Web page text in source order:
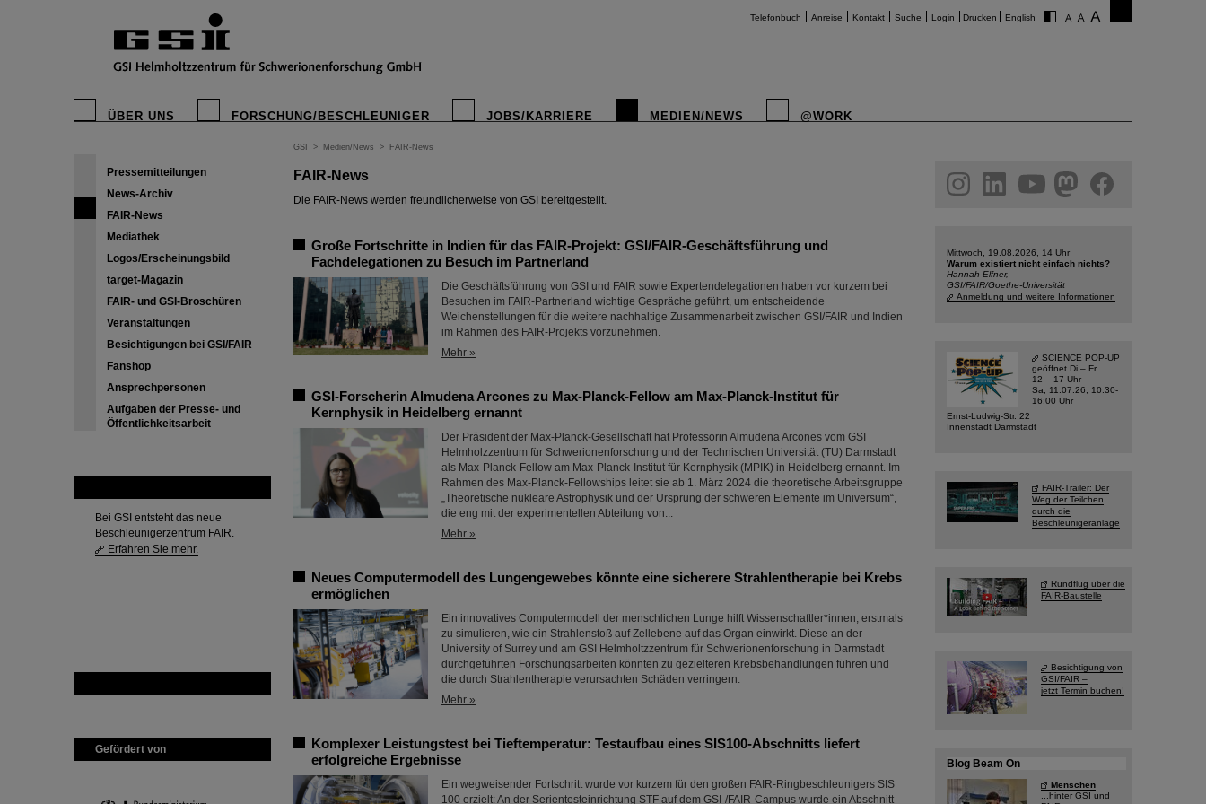
Telefonbuch Anreise Kontakt Suche Login Drucken English
ÜBER UNS FORSCHUNG/BESCHLEUNIGER JOBS/KARRIERE MEDIEN/NEWS @WORK
Pressemitteilungen
News-Archiv
FAIR-News
Mediathek
Logos/Erscheinungsbild
target-Magazin
FAIR- und GSI-Broschüren
Veranstaltungen
Besichtigungen bei GSI/FAIR
Fanshop
Ansprechpersonen
Aufgaben der Presse- und
Öffentlichkeitsarbeit
Bei GSI entsteht das neue
Beschleunigerzentrum FAIR.
Erfahren Sie mehr.
Gefördert von
GSI > Medien/News > FAIR-News
FAIR-News
Die FAIR-News werden freundlicherweise von GSI bereitgestellt.
Große Fortschritte in Indien für das FAIR-Projekt: GSI/FAIR-Geschäftsführung und
Fachdelegationen zu Besuch im Partnerland
Die Geschäftsführung von GSI und FAIR sowie Expertendelegationen haben vor kurzem bei
Besuchen im FAIR-Partnerland wichtige Gespräche geführt, um entscheidende
Weichenstellungen für die weitere nachhaltige Zusammenarbeit zwischen GSI/FAIR und Indien
im Rahmen des FAIR-Projekts vorzunehmen.
Mehr »
GSI-Forscherin Almudena Arcones zu Max-Planck-Fellow am Max-Planck-Institut für
Kernphysik in Heidelberg ernannt
Der Präsident der Max-Planck-Gesellschaft hat Professorin Almudena Arcones vom GSI
Helmholzzentrum für Schwerionenforschung und der Technischen Universität (TU) Darmstadt
als Max-Planck-Fellow am Max-Planck-Institut für Kernphysik (MPIK) in Heidelberg ernannt. Im
Rahmen des Max-Planck-Fellowships leitet sie ab 1. März 2024 die theoretische Arbeitsgruppe
„Theoretische nukleare Astrophysik und der Ursprung der schweren Elemente im Universum“,
die eng mit der experimentellen Abteilung von...
Mehr »
Neues Computermodell des Lungengewebes könnte eine sicherere Strahlentherapie bei Krebs
ermöglichen
Ein innovatives Computermodell der menschlichen Lunge hilft Wissenschaftler*innen, erstmals
zu simulieren, wie ein Strahlenstoß auf Zellebene auf das Organ einwirkt. Diese an der
University of Surrey und am GSI Helmholtzzentrum für Schwerionenforschung in Darmstadt
durchgeführten Forschungsarbeiten könnten zu gezielteren Krebsbehandlungen führen und
die durch Strahlentherapie verursachten Schäden verringern.
Mehr »
Komplexer Leistungstest bei Tieftemperatur: Testaufbau eines SIS100-Abschnitts liefert
erfolgreiche Ergebnisse
Ein wegweisender Fortschritt wurde vor kurzem für den großen FAIR-Ringbeschleunigers SIS
100 erzielt: An der Serientesteinrichtung STF auf dem GSI-/FAIR-Campus wurde ein Abschnitt
facebook
Mittwoch, 19.08.2026, 14 Uhr
Warum existiert nicht einfach nichts?
Hannah Elfner,
GSI/FAIR/Goethe-Universität
Anmeldung und weitere Informationen
SCIENCE POP-UP
geöffnet Di – Fr,
12 – 17 Uhr
Sa, 11.07.26, 10:30-
16:00 Uhr
Ernst-Ludwig-Str. 22
Innenstadt Darmstadt
FAIR-Trailer: Der
Weg der Teilchen
durch die
Beschleunigeranlage
Rundflug über die
FAIR-Baustelle
Besichtigung von
GSI/FAIR –
jetzt Termin buchen!
Blog Beam On
Menschen
...hinter GSI und